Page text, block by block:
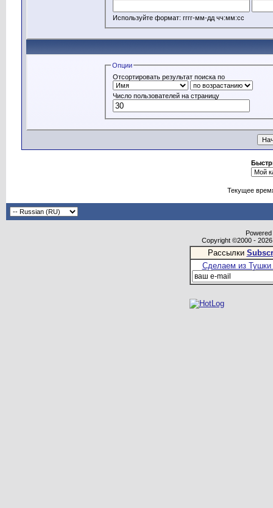
Используйте формат: гггг-мм-дд чч:мм:сс
Опции
Отсортировать результат поиска по
Число пользователей на страницу
Текущее
Copyright ©2000 -
Рассылки
Сделаем из Тушки